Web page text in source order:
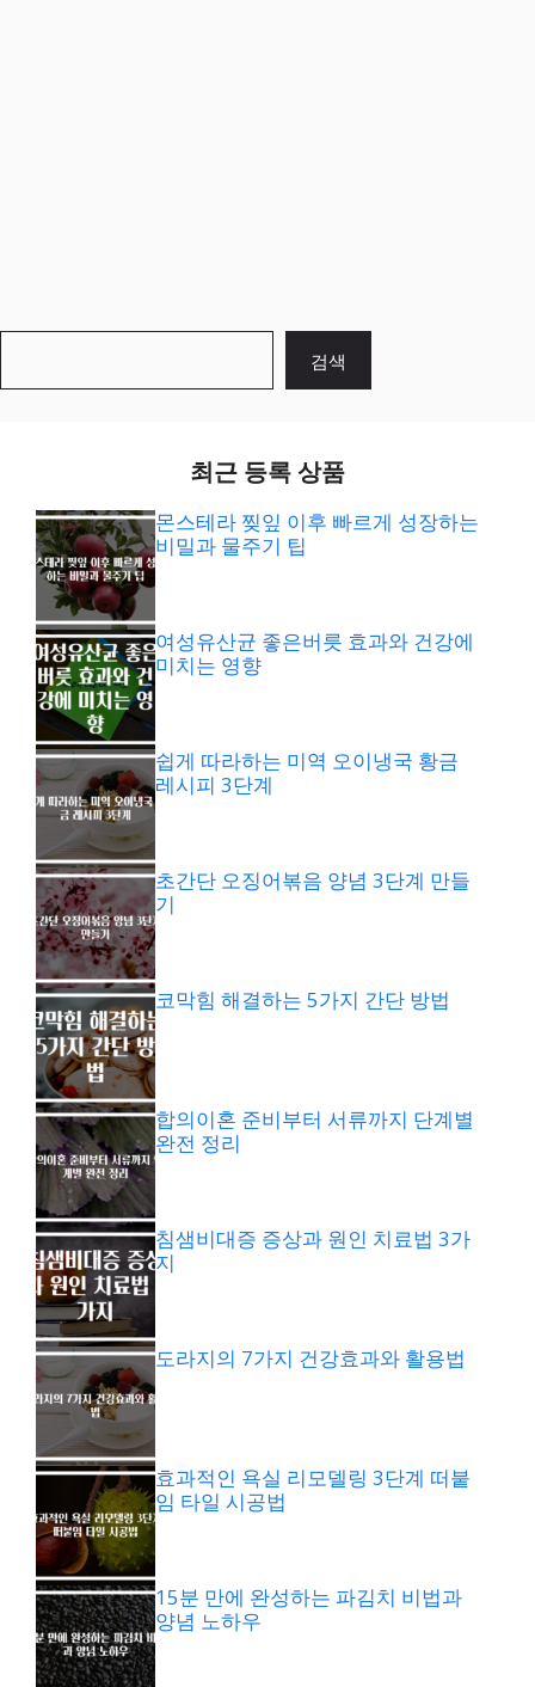
검색
최근 등록 상품
몬스테라 찢잎 이후 빠르게 성장하는
비밀과 물주기 팁
여성유산균 좋은버릇 효과와 건강에
미치는 영향
쉽게 따라하는 미역 오이냉국 황금
레시피 3단계
초간단 오징어볶음 양념 3단계 만들
기
코막힘 해결하는 5가지 간단 방법
합의이혼 준비부터 서류까지 단계별
완전 정리
침샘비대증 증상과 원인 치료법 3가
지
도라지의 7가지 건강효과와 활용법
효과적인 욕실 리모델링 3단계 떠붙
임 타일 시공법
15분 만에 완성하는 파김치 비법과
양념 노하우